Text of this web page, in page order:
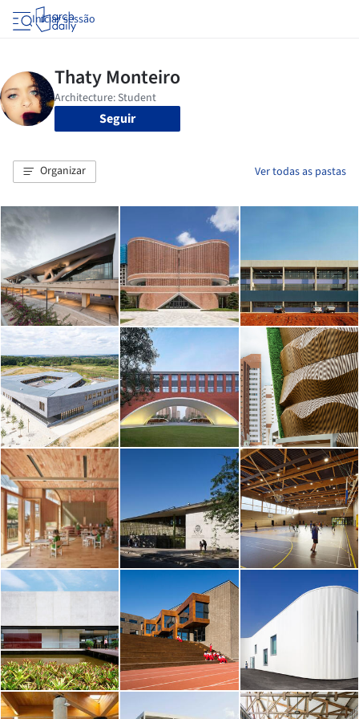
Iniciar sessão
Seguir
Organizar Ver todas as pastas